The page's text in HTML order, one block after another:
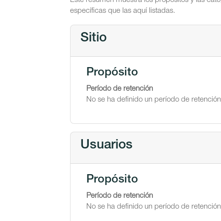
específicas que las aquí listadas.
Sitio
Propósito
Período de retención
No se ha definido un período de retención
Usuarios
Propósito
Período de retención
No se ha definido un período de retención